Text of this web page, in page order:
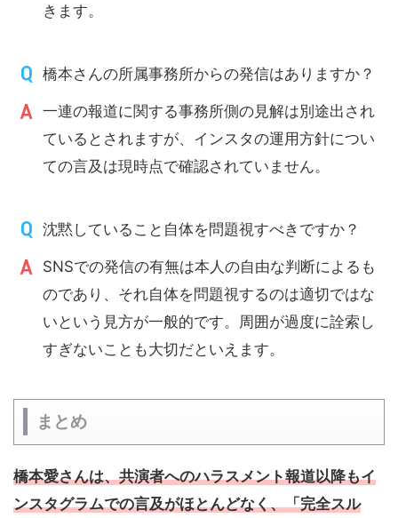
きます。
橋本さんの所属事務所からの発信はありますか？
一連の報道に関する事務所側の見解は別途出され
ているとされますが、インスタの運用方針につい
ての言及は現時点で確認されていません。
沈黙していること自体を問題視すべきですか？
SNSでの発信の有無は本人の自由な判断によるも
のであり、それ自体を問題視するのは適切ではな
いという見方が一般的です。周囲が過度に詮索し
すぎないことも大切だといえます。
まとめ
橋本愛さんは、共演者へのハラスメント報道以降もイ
ンスタグラムでの言及がほとんどなく、「完全スル